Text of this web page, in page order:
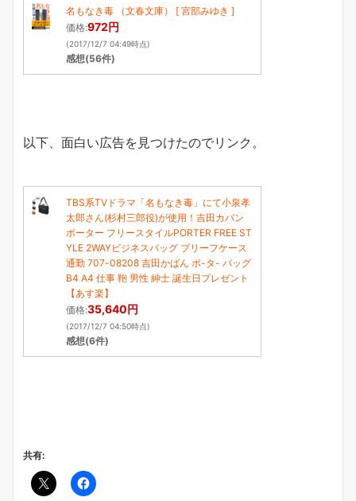
名もなき毒 （文春文庫） [ 宮部みゆき ]
価格:972円
(2017/12/7 04:49時点)
感想(56件)
以下、面白い広告を見つけたのでリンク。
TBS系TVドラマ「名もなき毒」にて小泉孝
太郎さん(杉村三郎役)が使用！吉田カバン
ポーター フリースタイルPORTER FREE ST
YLE 2WAYビジネスバッグ ブリーフケース
通勤 707-08208 吉田かばん ポ-タ- バッグ
B4 A4 仕事 鞄 男性 紳士 誕生日プレゼント
【あす楽】
価格:35,640円
(2017/12/7 04:50時点)
感想(6件)
共有: